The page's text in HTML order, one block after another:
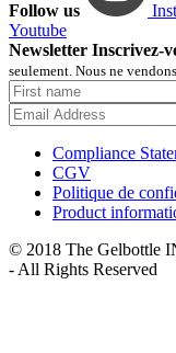
Follow us
Youtube
Newsletter Inscrivez-
seulement. Nous ne
Compliance
CGV
Politique de
Product
© 2018 The Gelbottle
- All Rights Reserved